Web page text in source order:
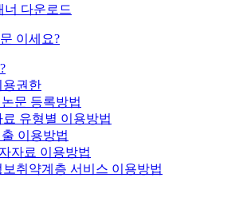
너 다운로드
이세요?
용권한
문 등록방법
료 유형별 이용방법
이용방법
자료 이용방법
보취약계층 서비스 이용방법